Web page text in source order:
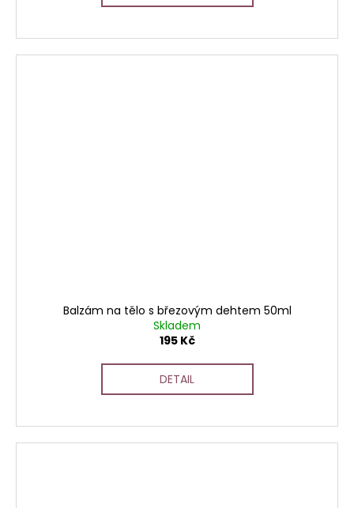
Balzám na tělo s březovým dehtem 50ml
Skladem
195 Kč
DETAIL